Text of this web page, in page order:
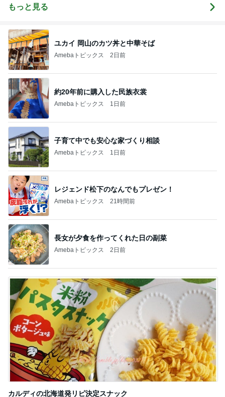
もっと見る
ユカイ 岡山のカツ丼と中華そば
Amebaトピックス 2日前
約20年前に購入した民族衣裳
Amebaトピックス 1日前
子育て中でも安心な家づくり相談
Amebaトピックス 1日前
レジェンド松下のなんでもプレゼン！
Amebaトピックス 21時間前
長女が夕食を作ってくれた日の副菜
Amebaトピックス 2日前
カルディの北海道発リピ決定スナック